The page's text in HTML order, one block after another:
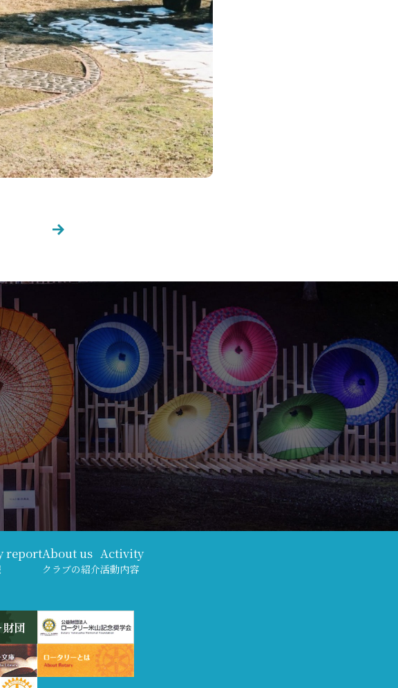
reportAbout us
クラブの紹介
Activity
活動内容